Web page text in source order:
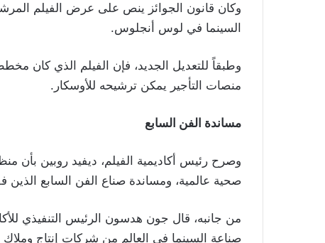
السينما في لوس أنجلوس.
وطبقاً للتعديل الجديد، فإن الفيلم الذي كان
منصات التأجير يمكن ترشيحه للأوسكار .
مساندة الفن السابع
وصرح رئيس أكاديمية الفيلم، ديفيد روبين بأن
صحية عالمية، ومساندة صناع الفن السابع الذين
من جانبه، قال جون هدسون الرئيس التنفيذي
صناعة السينما في العالم من شركات إنتاج